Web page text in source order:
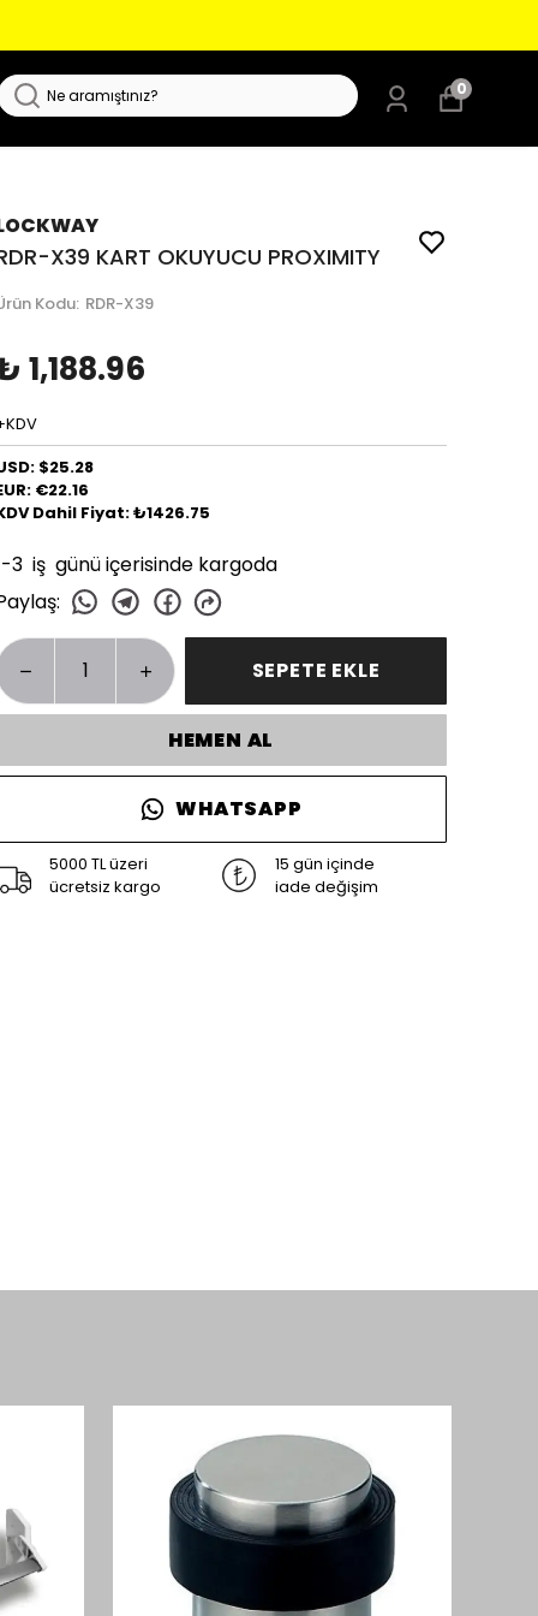
0
X39 KART OKUYUCU PROXIMITY
Kodu: RDR-X39
1,188.96
$25.28
€22.16
Dahil Fiyat: ₺1426.75
3 iş günü içerisinde kargoda
:
SEPETE EKLE
HEMEN AL
WHATSAPP
5000 TL üzeri
ücretsiz kargo
15 gün içinde
iade değişim